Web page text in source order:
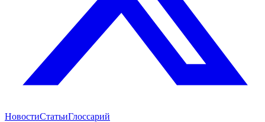
НовостиСтатьиГлоссарий